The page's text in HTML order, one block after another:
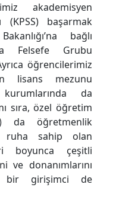
akademisyen
(KPSS) başarmak
bağlı
Felsefe Grubu
öğrencilerimiz
lisans mezunu
da
sıra, özel öğretim
da öğretmenlik
ruha sahip olan
boyunca çeşitli
ve donanımlarını
bir girişimci de